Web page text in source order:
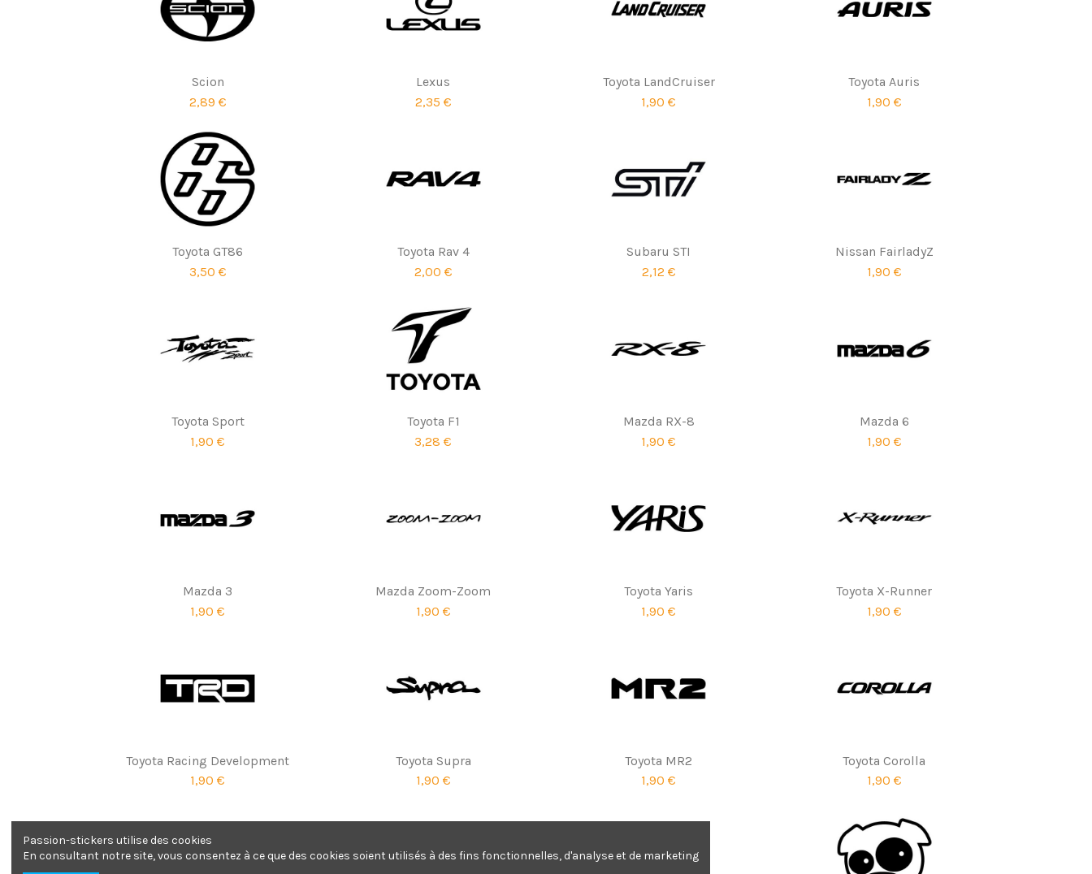
Scion
2,89 €
Lexus
2,35 €
Toyota LandCruiser
1,90 €
Toyota Auris
1,90 €
Toyota GT86
3,50 €
Toyota Rav 4
2,00 €
Subaru STI
2,12 €
Nissan FairladyZ
1,90 €
Toyota Sport
1,90 €
Toyota F1
3,28 €
Mazda RX-8
1,90 €
Mazda 6
1,90 €
Mazda 3
1,90 €
Mazda Zoom-Zoom
1,90 €
Toyota Yaris
1,90 €
Toyota X-Runner
1,90 €
Toyota Racing Development
1,90 €
Toyota Supra
1,90 €
Toyota MR2
1,90 €
Toyota Corolla
1,90 €
Passion-stickers utilise des cookies
En consultant notre site, vous consentez à ce que des cookies soient utilisés à des fins fonctionnelles, d'analyse et de marketing